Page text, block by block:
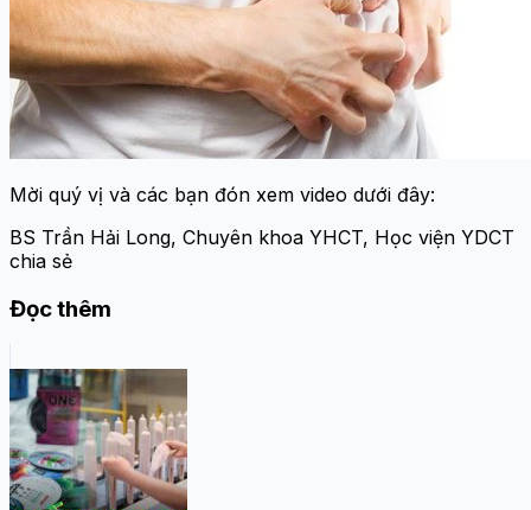
Mời quý vị và các bạn đón xem video dưới đây:
BS Trần Hải Long, Chuyên khoa YHCT, Học viện YDCT
chia sẻ
Đọc thêm